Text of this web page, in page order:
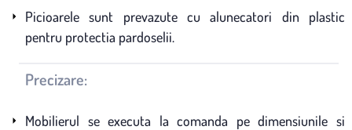
Picioarele sunt prevazute cu alunecatori din plastic
pentru protectia pardoselii.
Precizare:
Mobilierul se executa la comanda pe dimensiunile si